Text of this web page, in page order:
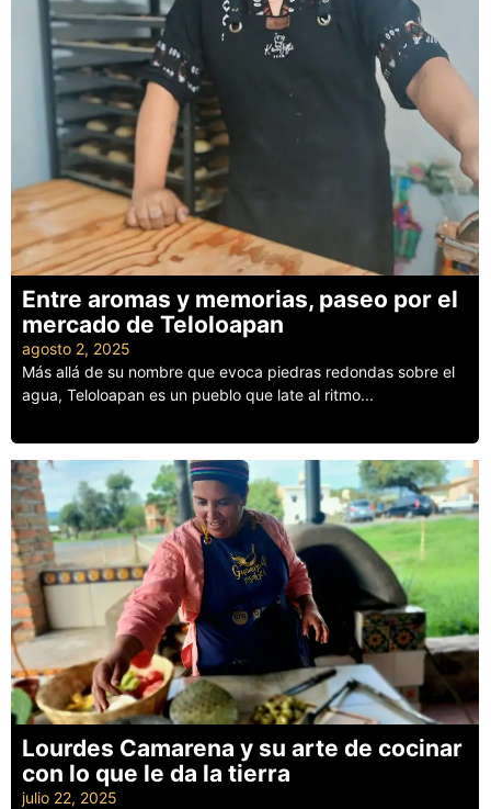
Entre aromas y memorias, paseo por el
mercado de Teloloapan
agosto 2, 2025
Más allá de su nombre que evoca piedras redondas sobre el
agua, Teloloapan es un pueblo que late al ritmo...
Lourdes Camarena y su arte de cocinar
con lo que le da la tierra
julio 22, 2025